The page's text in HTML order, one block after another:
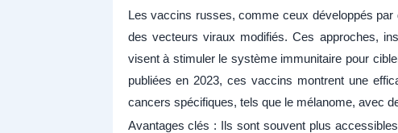
Les vaccins russes, comme ceux développés
des vecteurs viraux modifiés. Ces approches,
visent à stimuler le système immunitaire pour
publiées en 2023, ces vaccins montrent une
cancers spécifiques, tels que le mélanome, avec
Avantages clés : Ils sont souvent plus